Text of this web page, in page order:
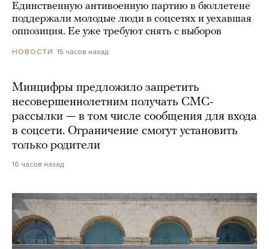
Единственную антивоенную партию в бюллетене
поддержали молодые люди в соцсетях и уехавшая
оппозиция. Ее уже требуют снять с выборов
НОВОСТИ 15 часов назад
Минцифры предложило запретить
несовершеннолетним получать СМС-
рассылки — в том числе сообщения для входа
в соцсети. Ограничение смогут установить
только родители
16 часов назад